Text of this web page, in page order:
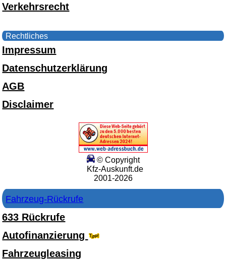
Verkehrsrecht
Rechtliches
Impressum
Datenschutzerklärung
AGB
Disclaimer
© Copyright
Kfz-Auskunft.de
2001-2026
Fahrzeug-Rückrufe
633 Rückrufe
Autofinanzierung
Fahrzeugleasing